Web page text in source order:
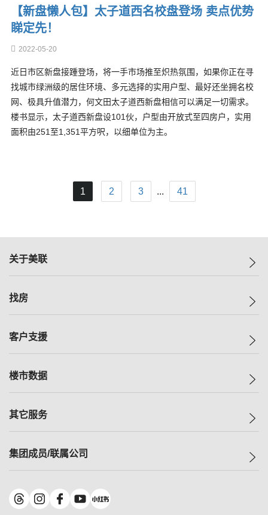
【新盘懒人包】太子道西名校盘登场 卖点优势
睇定先！
2022-05-20
近日市区新盘接踵登场，将一手市场推至炽热氛围，如果你正在寻
找城市绿洲级的居住环境、多元选择的实用户型、最好还坐拥名校
网、极具升值潜力，何文田太子道西新盘相信可以满足一切需求。
楼书显示，太子道西新盘设101伙，户型由开放式至四房户，实用
面积由251至1,351平方呎，以细单位为主。
1 2 3 ... 41
关于美联
美联集团
人才招募
找房
一手新房
减价
美联豪宅
独家楼盘
租房
客户支援
自助放盘
查询热线
按揭计算机
负担能力计算机
转按计算机
缴款方式
楼市数据
指数
历史成交
小区成交排行榜
地区百科
其它服务
小区专页
美联精英会
集团成员/联属公司
美联物业
鋑联控股*